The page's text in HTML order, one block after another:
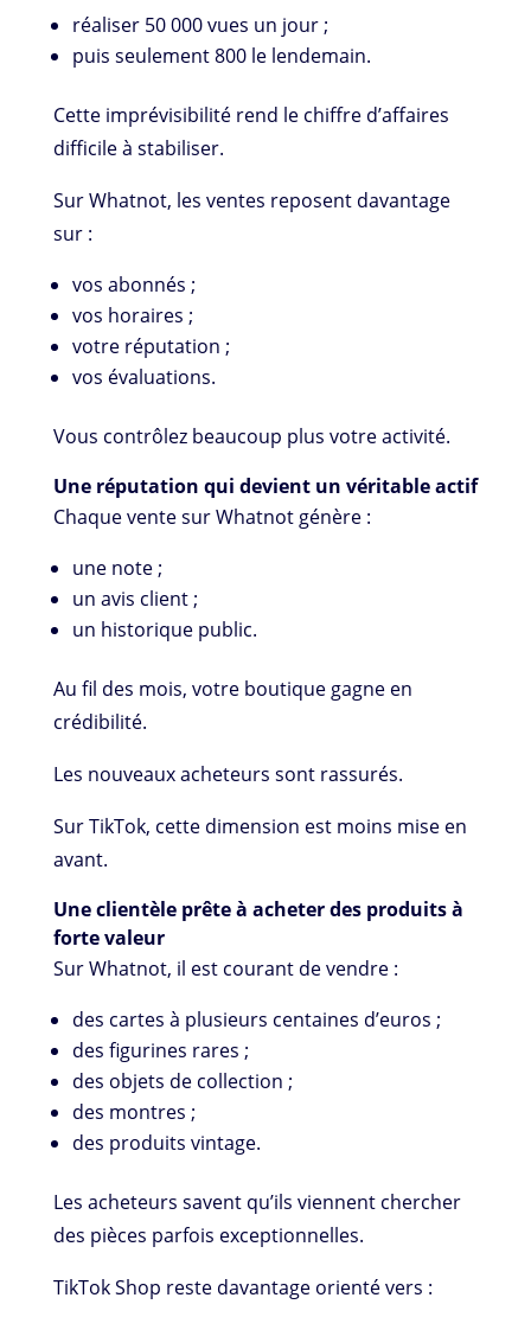
réaliser 50 000 vues un jour ;
puis seulement 800 le lendemain.
Cette imprévisibilité rend le chiffre d’affaires
difficile à stabiliser.
Sur Whatnot, les ventes reposent davantage
sur :
vos abonnés ;
vos horaires ;
votre réputation ;
vos évaluations.
Vous contrôlez beaucoup plus votre activité.
Une réputation qui devient un véritable actif
Chaque vente sur Whatnot génère :
une note ;
un avis client ;
un historique public.
Au fil des mois, votre boutique gagne en
crédibilité.
Les nouveaux acheteurs sont rassurés.
Sur TikTok, cette dimension est moins mise en
avant.
Une clientèle prête à acheter des produits à
forte valeur
Sur Whatnot, il est courant de vendre :
des cartes à plusieurs centaines d’euros ;
des figurines rares ;
des objets de collection ;
des montres ;
des produits vintage.
Les acheteurs savent qu’ils viennent chercher
des pièces parfois exceptionnelles.
TikTok Shop reste davantage orienté vers :